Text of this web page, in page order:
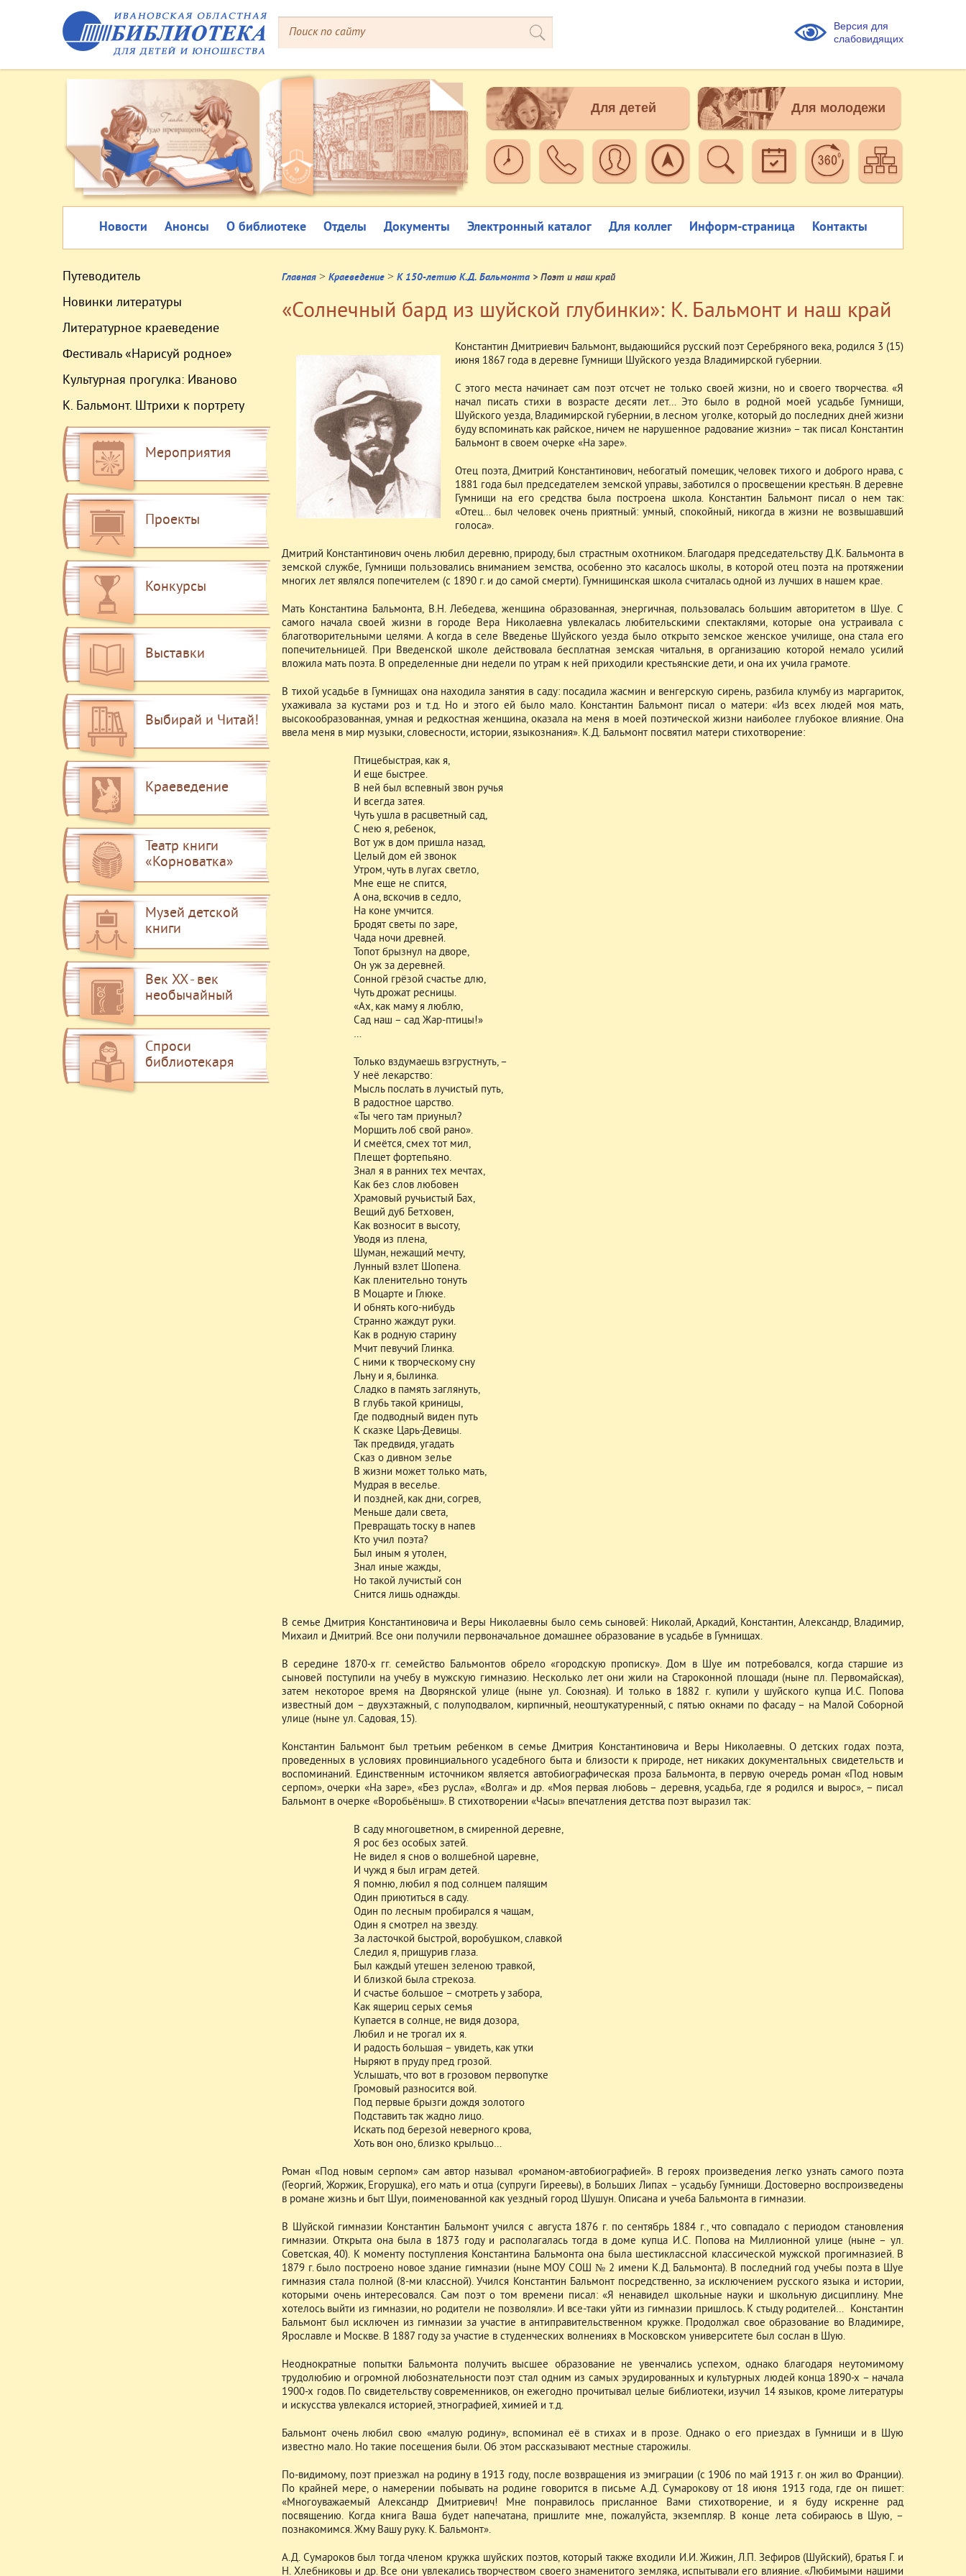
Версия для
слабовидящих
Для детей Для молодежи
Новости Анонсы О библиотеке Отделы Документы Электронный каталог Для коллег Информ-страница Контакты
Путеводитель
Новинки литературы
Литературное краеведение
Фестиваль «Нарисуй родное»
Культурная прогулка: Иваново
К. Бальмонт. Штрихи к портрету
Мероприятия
Проекты
Конкурсы
Выставки
Выбирай и Читай!
Краеведение
Театр книги
«Корноватка»
Музей детской
книги
Век XX - век
необычайный
Спроси
библиотекаря
Главная > Краеведение > К 150-летию К.Д. Бальмонта > Поэт и наш край
«Солнечный бард из шуйской глубинки»: К. Бальмонт и наш край
Константин Дмитриевич Бальмонт, выдающийся русский поэт Серебряного века, родился 3 (15)
июня 1867 года в деревне Гумнищи Шуйского уезда Владимирской губернии.
С этого места начинает сам поэт отсчет не только своей жизни, но и своего творчества. «Я
начал писать стихи в возрасте десяти лет… Это было в родной моей усадьбе Гумнищи,
Шуйского уезда, Владимирской губернии, в лесном уголке, который до последних дней жизни
буду вспоминать как райское, ничем не нарушенное радование жизни» – так писал Константин
Бальмонт в своем очерке «На заре».
Отец поэта, Дмитрий Константинович, небогатый помещик, человек тихого и доброго нрава, с
1881 года был председателем земской управы, заботился о просвещении крестьян. В деревне
Гумнищи на его средства была построена школа. Константин Бальмонт писал о нем так:
«Отец… был человек очень приятный: умный, спокойный, никогда в жизни не возвышавший
голоса».
Дмитрий Константинович очень любил деревню, природу, был страстным охотником. Благодаря председательству Д.К. Бальмонта в
земской службе, Гумнищи пользовались вниманием земства, особенно это касалось школы, в которой отец поэта на протяжении
многих лет являлся попечителем (с 1890 г. и до самой смерти). Гумнищинская школа считалась одной из лучших в нашем крае.
Мать Константина Бальмонта, В.Н. Лебедева, женщина образованная, энергичная, пользовалась большим авторитетом в Шуе. С
самого начала своей жизни в городе Вера Николаевна увлекалась любительскими спектаклями, которые она устраивала с
благотворительными целями. А когда в селе Введенье Шуйского уезда было открыто земское женское училище, она стала его
попечительницей. При Введенской школе действовала бесплатная земская читальня, в организацию которой немало усилий
вложила мать поэта. В определенные дни недели по утрам к ней приходили крестьянские дети, и она их учила грамоте.
В тихой усадьбе в Гумнищах она находила занятия в саду: посадила жасмин и венгерскую сирень, разбила клумбу из маргариток,
ухаживала за кустами роз и т.д. Но и этого ей было мало. Константин Бальмонт писал о матери: «Из всех людей моя мать,
высокообразованная, умная и редкостная женщина, оказала на меня в моей поэтической жизни наиболее глубокое влияние. Она
ввела меня в мир музыки, словесности, истории, языкознания». К.Д. Бальмонт посвятил матери стихотворение:
Птицебыстрая, как я,
И еще быстрее.
В ней был вспевный звон ручья
И всегда затея.
Чуть ушла в расцветный сад,
С нею я, ребенок,
Вот уж в дом пришла назад,
Целый дом ей звонок
Утром, чуть в лугах светло,
Мне еще не спится,
А она, вскочив в седло,
На коне умчится.
Бродят светы по заре,
Чада ночи древней.
Топот брызнул на дворе,
Он уж за деревней.
Сонной грёзой счастье длю,
Чуть дрожат ресницы.
«Ах, как маму я люблю,
Сад наш – сад Жар-птицы!»
…
Только вздумаешь взгрустнуть, –
У неё лекарство:
Мысль послать в лучистый путь,
В радостное царство.
«Ты чего там приуныл?
Морщить лоб свой рано».
И смеётся, смех тот мил,
Плещет фортепьяно.
Знал я в ранних тех мечтах,
Как без слов любовен
Храмовый ручьистый Бах,
Вещий дуб Бетховен,
Как возносит в высоту,
Уводя из плена,
Шуман, нежащий мечту,
Лунный взлет Шопена.
Как пленительно тонуть
В Моцарте и Глюке.
И обнять кого-нибудь
Странно жаждут руки.
Как в родную старину
Мчит певучий Глинка.
С ними к творческому сну
Льну и я, былинка.
Сладко в память заглянуть,
В глубь такой криницы,
Где подводный виден путь
К сказке Царь-Девицы.
Так предвидя, угадать
Сказ о дивном зелье
В жизни может только мать,
Мудрая в веселье.
И поздней, как дни, согрев,
Меньше дали света,
Превращать тоску в напев
Кто учил поэта?
Был иным я утолен,
Знал иные жажды,
Но такой лучистый сон
Снится лишь однажды.
В семье Дмитрия Константиновича и Веры Николаевны было семь сыновей: Николай, Аркадий, Константин, Александр, Владимир,
Михаил и Дмитрий. Все они получили первоначальное домашнее образование в усадьбе в Гумнищах.
В середине 1870-х гг. семейство Бальмонтов обрело «городскую прописку». Дом в Шуе им потребовался, когда старшие из
сыновей поступили на учебу в мужскую гимназию. Несколько лет они жили на Староконной площади (ныне пл. Первомайская),
затем некоторое время на Дворянской улице (ныне ул. Союзная). И только в 1882 г. купили у шуйского купца И.С. Попова
известный дом – двухэтажный, с полуподвалом, кирпичный, неоштукатуренный, с пятью окнами по фасаду – на Малой Соборной
улице (ныне ул. Садовая, 15).
Константин Бальмонт был третьим ребенком в семье Дмитрия Константиновича и Веры Николаевны. О детских годах поэта,
проведенных в условиях провинциального усадебного быта и близости к природе, нет никаких документальных свидетельств и
воспоминаний. Единственным источником является автобиографическая проза Бальмонта, в первую очередь роман «Под новым
серпом», очерки «На заре», «Без русла», «Волга» и др. «Моя первая любовь – деревня, усадьба, где я родился и вырос», – писал
Бальмонт в очерке «Воробьёныш». В стихотворении «Часы» впечатления детства поэт выразил так:
В саду многоцветном, в смиренной деревне,
Я рос без особых затей.
Не видел я снов о волшебной царевне,
И чужд я был играм детей.
Я помню, любил я под солнцем палящим
Один приютиться в саду.
Один по лесным пробирался я чащам,
Один я смотрел на звезду.
За ласточкой быстрой, воробушком, славкой
Следил я, прищурив глаза.
Был каждый утешен зеленою травкой,
И близкой была стрекоза.
И счастье большое – смотреть у забора,
Как ящериц серых семья
Купается в солнце, не видя дозора,
Любил и не трогал их я.
И радость большая – увидеть, как утки
Ныряют в пруду пред грозой.
Услышать, что вот в грозовом первопутке
Громовый разносится вой.
Под первые брызги дождя золотого
Подставить так жадно лицо.
Искать под березой неверного крова,
Хоть вон оно, близко крыльцо…
Роман «Под новым серпом» сам автор называл «романом-автобиографией». В героях произведения легко узнать самого поэта
(Георгий, Жоржик, Егорушка), его мать и отца (супруги Гиреевы), в Больших Липах – усадьбу Гумнищи. Достоверно воспроизведены
в романе жизнь и быт Шуи, поименованной как уездный город Шушун. Описана и учеба Бальмонта в гимназии.
В Шуйской гимназии Константин Бальмонт учился с августа 1876 г. по сентябрь 1884 г., что совпадало с периодом становления
гимназии. Открыта она была в 1873 году и располагалась тогда в доме купца И.С. Попова на Миллионной улице (ныне – ул.
Советская, 40). К моменту поступления Константина Бальмонта она была шестиклассной классической мужской прогимназией. В
1879 г. было построено новое здание гимназии (ныне МОУ СОШ № 2 имени К.Д. Бальмонта). В последний год учебы поэта в Шуе
гимназия стала полной (8-ми классной). Учился Константин Бальмонт посредственно, за исключением русского языка и истории,
которыми очень интересовался. Сам поэт о том времени писал: «Я ненавидел школьные науки и школьную дисциплину. Мне
хотелось выйти из гимназии, но родители не позволяли». И все-таки уйти из гимназии пришлось. К стыду родителей… Константин
Бальмонт был исключен из гимназии за участие в антиправительственном кружке. Продолжал свое образование во Владимире,
Ярославле и Москве. В 1887 году за участие в студенческих волнениях в Московском университете был сослан в Шую.
Неоднократные попытки Бальмонта получить высшее образование не увенчались успехом, однако благодаря неутомимому
трудолюбию и огромной любознательности поэт стал одним из самых эрудированных и культурных людей конца 1890-х – начала
1900-х годов. По свидетельству современников, он ежегодно прочитывал целые библиотеки, изучил 14 языков, кроме литературы
и искусства увлекался историей, этнографией, химией и т.д.
Бальмонт очень любил свою «малую родину», вспоминал её в стихах и в прозе. Однако о его приездах в Гумнищи и в Шую
известно мало. Но такие посещения были. Об этом рассказывают местные старожилы.
По-видимому, поэт приезжал на родину в 1913 году, после возвращения из эмиграции (с 1906 по май 1913 г. он жил во Франции).
По крайней мере, о намерении побывать на родине говорится в письме А.Д. Сумарокову от 18 июня 1913 года, где он пишет:
«Многоуважаемый Александр Дмитриевич! Мне понравилось присланное Вами стихотворение, и я буду искренне рад
посвящению. Когда книга Ваша будет напечатана, пришлите мне, пожалуйста, экземпляр. В конце лета собираюсь в Шую, –
познакомимся. Жму Вашу руку. К. Бальмонт».
А.Д. Сумароков был тогда членом кружка шуйских поэтов, который также входили И.И. Жижин, Л.П. Зефиров (Шуйский), братья Г. и
Н. Хлебниковы и др. Все они увлекались творчеством своего знаменитого земляка, испытывали его влияние. «Любимыми нашими